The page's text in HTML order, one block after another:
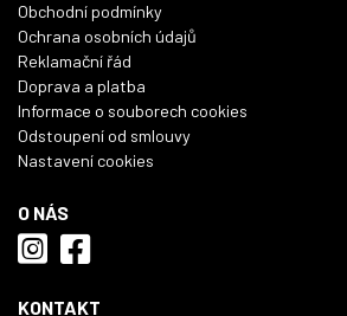
Obchodní podmínky
Ochrana osobních údajů
Reklamační řád
Doprava a platba
Informace o souborech cookies
Odstoupení od smlouvy
Nastavení cookies
O NÁS
KONTAKT